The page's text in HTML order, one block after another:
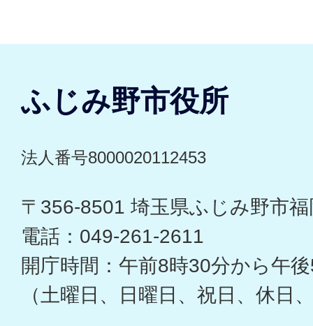
ふじみ野市役所
法人番号8000020112453
〒356-8501 埼玉県ふじみ野市
電話：049-261-2611
開庁時間：午前8時30分から午
（土曜日、日曜日、祝日、休日